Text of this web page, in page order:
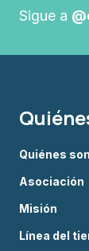
Sigue a
Quiénes
Asociación
Misión
Línea del